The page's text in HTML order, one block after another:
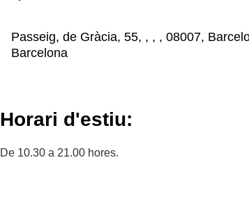
Passeig, de Gràcia, 55, , , , 08007,
Barcelona
Horari d'estiu:
De 10.30 a 21.00 hores.